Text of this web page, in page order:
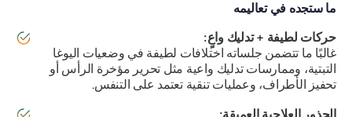
ما ستجده في تعاليمه
حركات لطيفة + تدليك واعٍ:
غالبًا ما تتضمن جلساته اختلافات لطيفة في وضعيات اليوغا
التبتية، وممارسات تدليك واعية مثل تحرير مؤخرة الرأس أو
تحفيز الأطراف، وعمليات تنقية تعتمد على التنفس.